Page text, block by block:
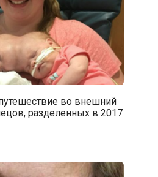
во внешний
разделенных в 2017